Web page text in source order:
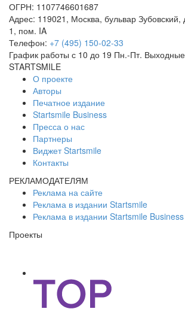
ОГРН: 1107746601687
Адрес: 119021, Москва, бульвар Зубовский,
1, пом. IA
Телефон: +7 (495) 150-02-33
График работы с 10 до 19 Пн.-Пт.
STARTSMILE
О проекте
Авторы
Печатное издание
Startsmile Business
Пресса о нас
Партнеры
Виджет Startsmile
Контакты
РЕКЛАМОДАТЕЛЯМ
Реклама на сайте
Реклама в издании Startsmile
Реклама в издании Startsmile Business
Проекты